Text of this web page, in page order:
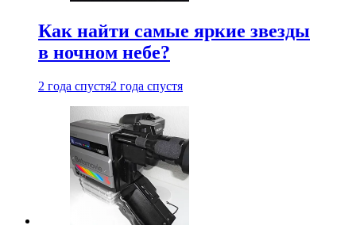
Как найти самые яркие звезды
в ночном небе?
2 года спустя2 года спустя